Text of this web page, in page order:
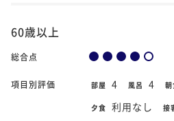
60歳以上
総合点
項目別評価 部屋 4 風呂 4 朝
夕食 利用なし 接